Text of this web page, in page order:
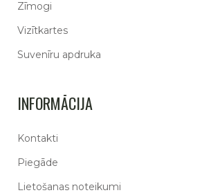
Zīmogi
Vizītkartes
Suvenīru apdruka
INFORMĀCIJA
Kontakti
Piegāde
Lietošanas noteikumi